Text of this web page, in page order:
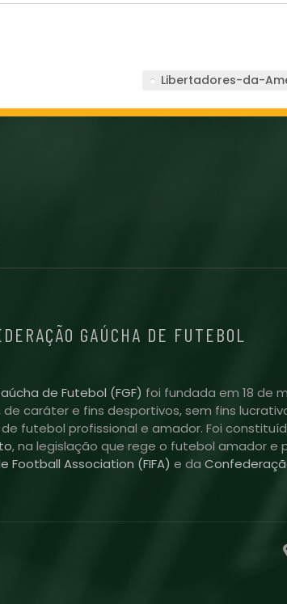
Libertadores-da-
GAÚCHA DE FUTEBOL
de Futebol (FGF) foi fundada em 18 de
caráter e fins desportivos, sem fins
futebol profissional e amador. Foi
, na legislação que rege o futebol amador e
Football Association (FIFA) e da